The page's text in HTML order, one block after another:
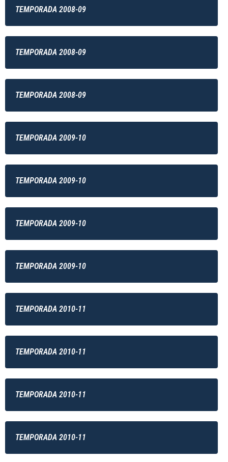
TEMPORADA 2008-09
TEMPORADA 2008-09
TEMPORADA 2008-09
TEMPORADA 2009-10
TEMPORADA 2009-10
TEMPORADA 2009-10
TEMPORADA 2009-10
TEMPORADA 2010-11
TEMPORADA 2010-11
TEMPORADA 2010-11
TEMPORADA 2010-11